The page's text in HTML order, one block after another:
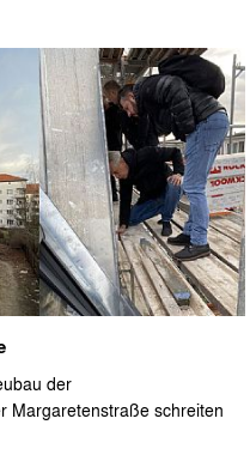
neuem Glanz.
der
Margaretenstraße schreiten
bereits geschlossen ist